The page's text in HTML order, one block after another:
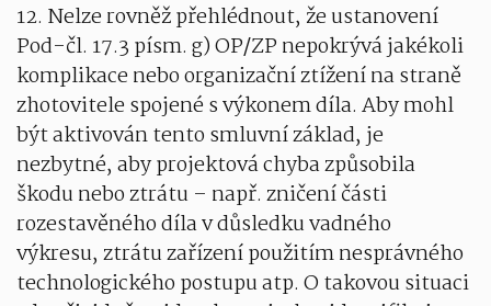
12. Nelze rovněž přehlédnout, že ustanovení
Pod-čl. 17.3 písm. g) OP/ZP nepokrývá jakékoli
komplikace nebo organizační ztížení na straně
zhotovitele spojené s výkonem díla. Aby mohl
být aktivován tento smluvní základ, je
nezbytné, aby projektová chyba způsobila
škodu nebo ztrátu – např. zničení části
rozestavěného díla v důsledku vadného
výkresu, ztrátu zařízení použitím nesprávného
technologického postupu atp. O takovou situaci